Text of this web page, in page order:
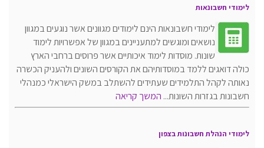
לימודי חשבונאות
לימודי חשבונאות הינם לימודים מגוונים אשר נוגעים במגוון
נושאים ומוגשים למתעניינים במגוון של אפשרויות לימוד
שונות. מוסדות לימוד איכותיים אשר פרוסים ברחבי הארץ
כולה דואגים ללמד במוסדותיהם את הקורסים השונים ולהעניק הכשרה
נאותה לקהל התלמידים שעתידים להשתלב במשק הישראלי כמנהלי
חשבונות בגזרות השונות... המשך קריאה
לימודי הנהלת חשבונות בצפון